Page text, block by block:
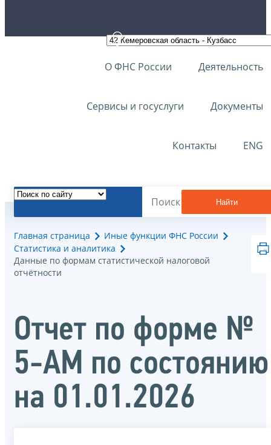
О ФНС России Деятельность
Сервисы и госуслуги Документы
Контакты ENG
Найти
Главная страница
Иные функции ФНС России
Статистика и аналитика
Данные по формам статистической налоговой
отчётности
Отчет по форме №
5-АМ по состоянию
на 01.01.2026